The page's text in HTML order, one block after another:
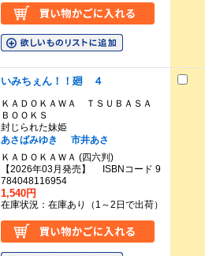
いみちぇん！！廻 ４
ＫＡＤＯＫＡＷＡ ＴＳＵＢＡＳＡ
ＢＯＯＫＳ
封じられた妹姫
あさばみゆき
市井あさ
ＫＡＤＯＫＡＷＡ (四六判)
【2026年03月発売】 ISBNコード 9
784048116954
1,540円
在庫状況：在庫あり（1～2日で出荷）